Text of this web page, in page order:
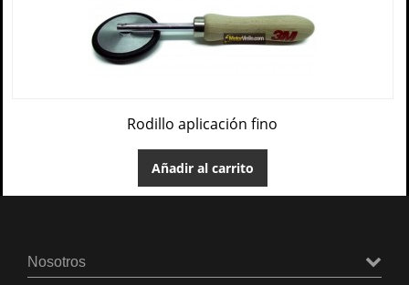
Rodillo aplicación fino
Añadir al carrito
Nosotros